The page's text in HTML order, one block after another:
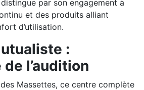
par son engagement à
et des produits alliant
d’utilisation.
:
l’audition
Massettes, ce centre complète